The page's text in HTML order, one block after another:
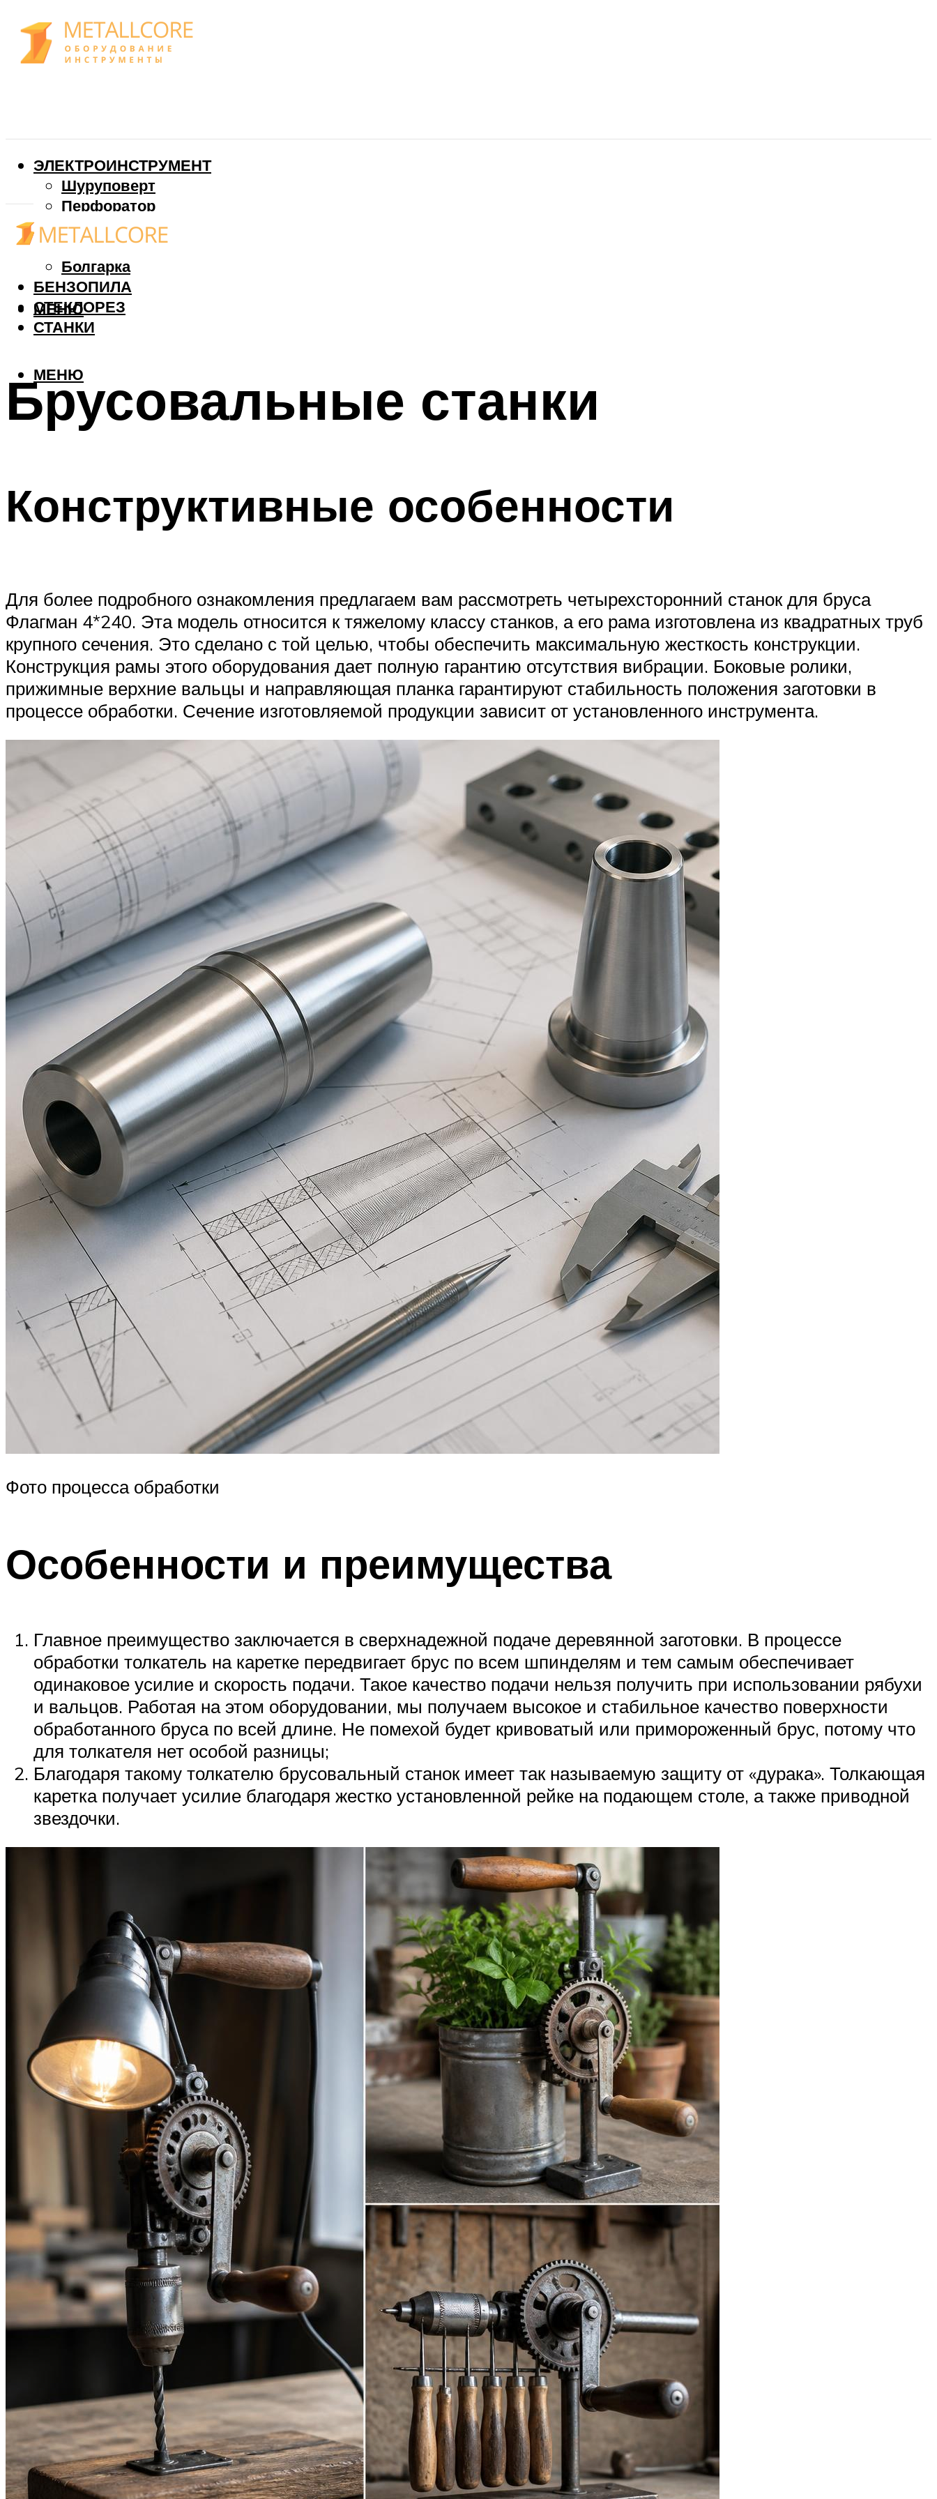
ЭЛЕКТРОИНСТРУМЕНТ
Шуруповерт
Перфоратор
Дрель
Фрезер
Болгарка
БЕНЗОПИЛА
СТЕКЛОРЕЗ
СТАНКИ
МЕНЮ
МЕНЮ
Брусовальные станки
Конструктивные особенности
Для более подробного ознакомления предлагаем вам рассмотреть четырехсторонний станок для бруса
Флагман 4*240. Эта модель относится к тяжелому классу станков, а его рама изготовлена из квадратных труб
крупного сечения. Это сделано с той целью, чтобы обеспечить максимальную жесткость конструкции.
Конструкция рамы этого оборудования дает полную гарантию отсутствия вибрации. Боковые ролики,
прижимные верхние вальцы и направляющая планка гарантируют стабильность положения заготовки в
процессе обработки. Сечение изготовляемой продукции зависит от установленного инструмента.
Фото процесса обработки
Особенности и преимущества
Главное преимущество заключается в сверхнадежной подаче деревянной заготовки. В процессе
обработки толкатель на каретке передвигает брус по всем шпинделям и тем самым обеспечивает
одинаковое усилие и скорость подачи. Такое качество подачи нельзя получить при использовании рябухи
и вальцов. Работая на этом оборудовании, мы получаем высокое и стабильное качество поверхности
обработанного бруса по всей длине. Не помехой будет кривоватый или примороженный брус, потому что
для толкателя нет особой разницы;
Благодаря такому толкателю брусовальный станок имеет так называемую защиту от «дурака». Толкающая
каретка получает усилие благодаря жестко установленной рейке на подающем столе, а также приводной
звездочки.